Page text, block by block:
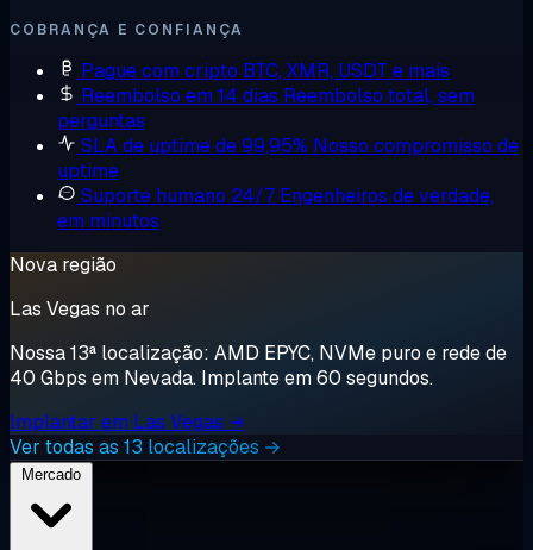
COBRANÇA E CONFIANÇA
Pague com cripto BTC, XMR, USDT e mais
Reembolso em 14 dias Reembolso total, sem
perguntas
SLA de uptime de 99,95% Nosso compromisso de
uptime
Suporte humano 24/7 Engenheiros de verdade,
em minutos
Nova região
Las Vegas no ar
Nossa 13ª localização: AMD EPYC, NVMe puro e rede de
40 Gbps em Nevada. Implante em 60 segundos.
Implantar em Las Vegas →
Ver todas as 13 localizações →